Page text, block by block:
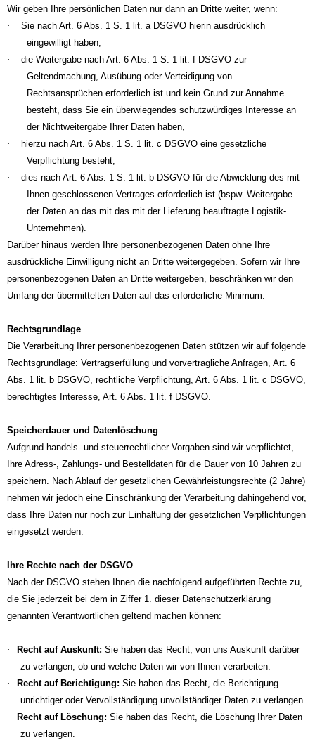
Wir geben Ihre persönlichen Daten nur dann an Dritte weiter, wenn:
·
Sie nach Art. 6 Abs. 1 S. 1 lit. a DSGVO hierin ausdrücklich
eingewilligt haben,
·
die Weitergabe nach Art. 6 Abs. 1 S. 1 lit. f DSGVO zur
Geltendmachung, Ausübung oder Verteidigung von
Rechtsansprüchen erforderlich ist und kein Grund zur Annahme
besteht, dass Sie ein überwiegendes schutzwürdiges Interesse an
der Nichtweitergabe Ihrer Daten haben,
·
hierzu nach Art. 6 Abs. 1 S. 1 lit. c DSGVO eine gesetzliche
Verpflichtung besteht,
·
dies nach Art. 6 Abs. 1 S. 1 lit. b DSGVO für die Abwicklung des mit
Ihnen geschlossenen Vertrages erforderlich ist (bspw. Weitergabe
der Daten an das mit das mit der Lieferung beauftragte Logistik-
Unternehmen).
Darüber hinaus werden Ihre personenbezogenen Daten ohne Ihre
ausdrückliche Einwilligung nicht an Dritte weitergegeben. Sofern wir Ihre
personenbezogenen Daten an Dritte weitergeben, beschränken wir den
Umfang der übermittelten Daten auf das erforderliche Minimum.
Rechtsgrundlage
Die Verarbeitung Ihrer personenbezogenen Daten stützen wir auf folgende
Rechtsgrundlage: Vertragserfüllung und vorvertragliche Anfragen, Art. 6
Abs. 1 lit. b DSGVO, rechtliche Verpflichtung, Art. 6 Abs. 1 lit. c DSGVO,
berechtigtes Interesse, Art. 6 Abs. 1 lit. f DSGVO.
Speicherdauer und Datenlöschung
Aufgrund handels- und steuerrechtlicher Vorgaben sind wir verpflichtet,
Ihre Adress-, Zahlungs- und Bestelldaten für die Dauer von 10 Jahren zu
speichern. Nach Ablauf der gesetzlichen Gewährleistungsrechte (2 Jahre)
nehmen wir jedoch eine Einschränkung der Verarbeitung dahingehend vor,
dass Ihre Daten nur noch zur Einhaltung der gesetzlichen Verpflichtungen
eingesetzt werden.
Ihre Rechte nach der DSGVO
Nach der DSGVO stehen Ihnen die nachfolgend aufgeführten Rechte zu,
die Sie jederzeit bei dem in Ziffer 1. dieser Datenschutzerklärung
genannten Verantwortlichen geltend machen können:
· Recht auf Auskunft: Sie haben das Recht, von uns Auskunft darüber
zu verlangen, ob und welche Daten wir von Ihnen verarbeiten.
·
Recht auf Berichtigung: Sie haben das Recht, die Berichtigung
unrichtiger oder Vervollständigung unvollständiger Daten zu verlangen.
·
Recht auf Löschung: Sie haben das Recht, die Löschung Ihrer Daten
zu verlangen.